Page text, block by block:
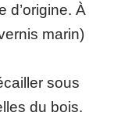
d’origine. À
marin)
sous
du bois.